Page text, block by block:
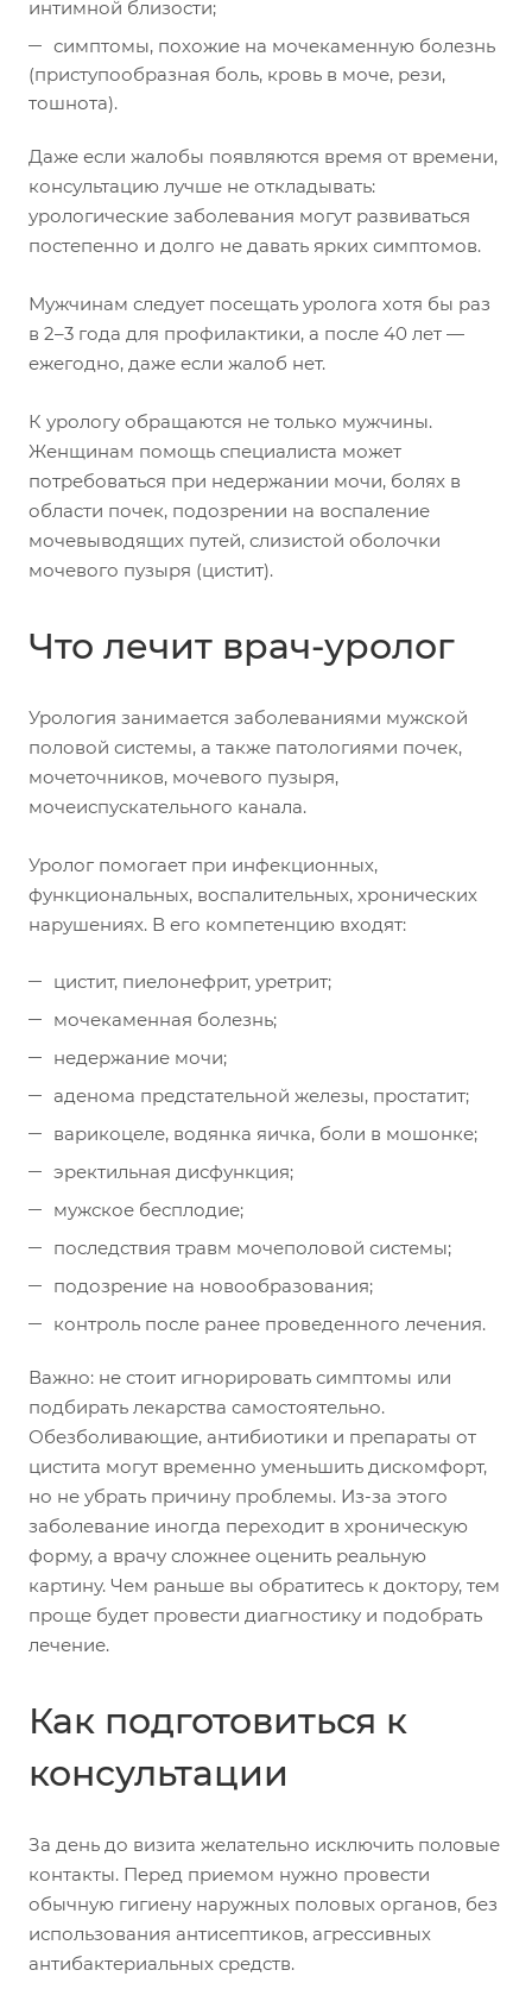
интимной близости;
симптомы, похожие на мочекаменную болезнь
(приступообразная боль, кровь в моче, рези,
тошнота).
Даже если жалобы появляются время от времени,
консультацию лучше не откладывать:
урологические заболевания могут развиваться
постепенно и долго не давать ярких симптомов.
Мужчинам следует посещать уролога хотя бы раз
в 2–3 года для профилактики, а после 40 лет —
ежегодно, даже если жалоб нет.
К урологу обращаются не только мужчины.
Женщинам помощь специалиста может
потребоваться при недержании мочи, болях в
области почек, подозрении на воспаление
мочевыводящих путей, слизистой оболочки
мочевого пузыря (цистит).
Что лечит врач-уролог
Урология занимается заболеваниями мужской
половой системы, а также патологиями почек,
мочеточников, мочевого пузыря,
мочеиспускательного канала.
Уролог помогает при инфекционных,
функциональных, воспалительных, хронических
нарушениях. В его компетенцию входят:
цистит, пиелонефрит, уретрит;
мочекаменная болезнь;
недержание мочи;
аденома предстательной железы, простатит;
варикоцеле, водянка яичка, боли в мошонке;
эректильная дисфункция;
мужское бесплодие;
последствия травм мочеполовой системы;
подозрение на новообразования;
контроль после ранее проведенного лечения.
Важно: не стоит игнорировать симптомы или
подбирать лекарства самостоятельно.
Обезболивающие, антибиотики и препараты от
цистита могут временно уменьшить дискомфорт,
но не убрать причину проблемы. Из-за этого
заболевание иногда переходит в хроническую
форму, а врачу сложнее оценить реальную
картину. Чем раньше вы обратитесь к доктору, тем
проще будет провести диагностику и подобрать
лечение.
Как подготовиться к
консультации
За день до визита желательно исключить половые
контакты. Перед приемом нужно провести
обычную гигиену наружных половых органов, без
использования антисептиков, агрессивных
антибактериальных средств.